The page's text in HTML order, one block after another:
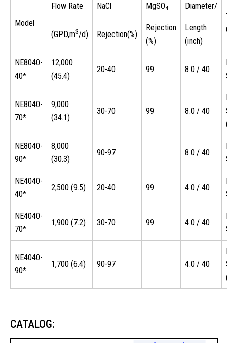
Model
Flow Rate NaCl MgSO4
Diameter/
(GPD,m3/d) Rejection(%)
Rejection
(%)
Length
(inch)
NE8040-
40*
12,000
(45.4)
20-40 99 8.0 / 40
NE8040-
70*
9,000
(34.1)
30-70 99 8.0 / 40
NE8040-
90*
8,000
(30.3)
90-97 8.0 / 40
NE4040-
40*
2,500 (9.5) 20-40 99 4.0 / 40
NE4040-
70*
1,900 (7.2) 30-70 99 4.0 / 40
NE4040-
90*
1,700 (6.4) 90-97 4.0 / 40
CATALOG: